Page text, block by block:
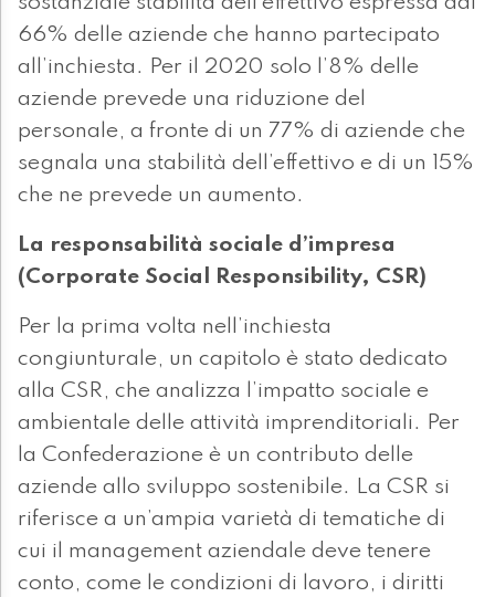
66% delle aziende che hanno partecipato
all’inchiesta. Per il 2020 solo l’8% delle
aziende prevede una riduzione del
personale, a fronte di un 77% di aziende che
segnala una stabilità dell’effettivo e di un 15%
che ne prevede un aumento.
La responsabilità sociale d’impresa
(Corporate Social Responsibility, CSR)
Per la prima volta nell’inchiesta
congiunturale, un capitolo è stato dedicato
alla CSR, che analizza l’impatto sociale e
ambientale delle attività imprenditoriali. Per
la Confederazione è un contributo delle
aziende allo sviluppo sostenibile. La CSR si
riferisce a un’ampia varietà di tematiche di
cui il management aziendale deve tenere
conto, come le condizioni di lavoro, i diritti